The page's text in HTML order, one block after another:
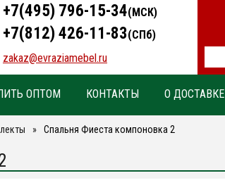
+7(495) 796-15-34(МСК)
+7(812) 426-11-83(СПб)
zakaz@evraziamebel.ru
ОПТОМ КОНТАКТЫ О ДОСТАВКЕ
Спальня Фиеста компоновка 2